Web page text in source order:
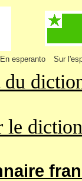
En esperanto Sur